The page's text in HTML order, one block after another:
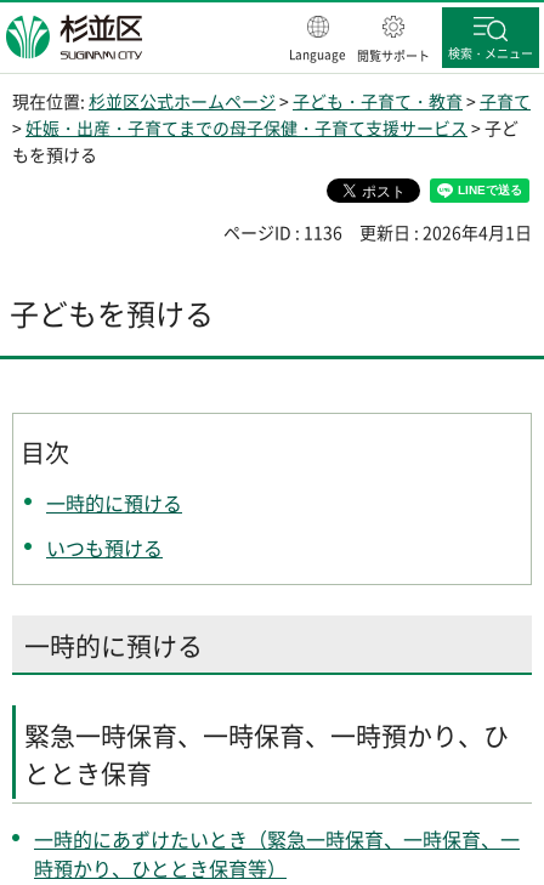
杉並区
Language 閲覧サポート 検索・メニュー
現在位置: 杉並区公式ホームページ >子ども・子育て・教育 >子育て
>妊娠・出産・子育てまでの母子保健・子育て支援サービス > 子ど
もを預ける
ページID : 1136 更新日 : 2026年4月1日
子どもを預ける
目次
一時的に預ける
いつも預ける
一時的に預ける
緊急一時保育、一時保育、一時預かり、ひ
ととき保育
一時的にあずけたいとき（緊急一時保育、一時保育、一
時預かり、ひととき保育等）